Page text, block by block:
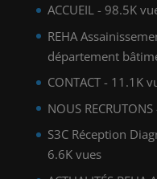
ACCUEIL- 98.5K
REHA
département
CONTACT- 11.1K
NOUS RECRUTONS
S3C Réception
6.6K vues